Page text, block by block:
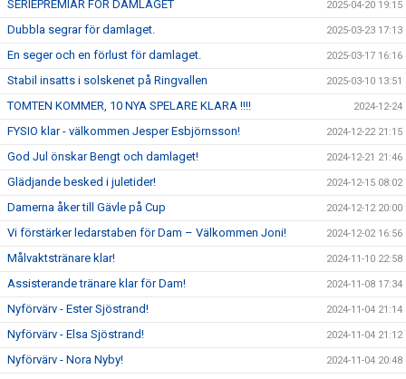
SERIEPREMIÄR FÖR DAMLAGET 2025-04-20 19:15
Dubbla segrar för damlaget. 2025-03-23 17:13
En seger och en förlust för damlaget. 2025-03-17 16:16
Stabil insatts i solskenet på Ringvallen 2025-03-10 13:51
TOMTEN KOMMER, 10 NYA SPELARE KLARA !!!! 2024-12-24
FYSIO klar - välkommen Jesper Esbjörnsson! 2024-12-22 21:15
God Jul önskar Bengt och damlaget! 2024-12-21 21:46
Glädjande besked i juletider! 2024-12-15 08:02
Damerna åker till Gävle på Cup 2024-12-12 20:00
Vi förstärker ledarstaben för Dam – Välkommen Joni! 2024-12-02 16:56
Målvaktstränare klar! 2024-11-10 22:58
Assisterande tränare klar för Dam! 2024-11-08 17:34
Nyförvärv - Ester Sjöstrand! 2024-11-04 21:14
Nyförvärv - Elsa Sjöstrand! 2024-11-04 21:12
Nyförvärv - Nora Nyby! 2024-11-04 20:48